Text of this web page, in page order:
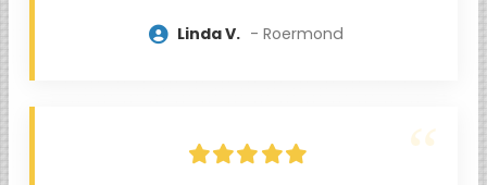
Linda V. Roermond